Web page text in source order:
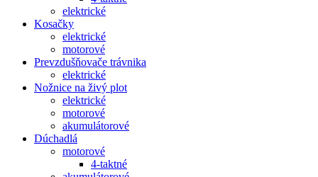
elektrické
Kosačky
elektrické
motorové
Prevzdušňovače trávnika
elektrické
Nožnice na živý plot
elektrické
motorové
akumulátorové
Dúchadlá
motorové
4-taktné